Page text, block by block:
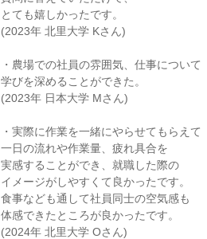
とても嬉しかったです。
(2023年 北里大学 Kさん)
・農場での社員の雰囲気、仕事について
学びを深めることができた。
(2023年 日本大学 Mさん)
・実際に作業を一緒にやらせてもらえて
一日の流れや作業量、疲れ具合を
実感することができ、就職した際の
イメージがしやすくて良かったです。
食事なども通して社員同士の空気感も
体感できたところが良かったです。
(2024年 北里大学 Oさん)